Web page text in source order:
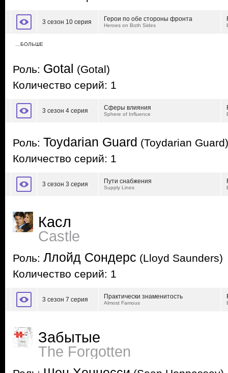
3 сезон 10 серия Герои по обе стороны фронта
Heroes on Both Sides
…БОЛЬШЕ
Роль: Gotal (Gotal)
Количество серий: 1
3 сезон 4 серия Сферы влияния
Sphere of Influence
Роль: Toydarian Guard (Toydarian Guard)
Количество серий: 1
3 сезон 3 серия Пути снабжения
Supply Lines
Касл
Castle
Роль: Ллойд Сондерс (Lloyd Saunders)
Количество серий: 1
3 сезон 7 серия Практически знаменитость
Almost Famous
Забытые
The Forgotten